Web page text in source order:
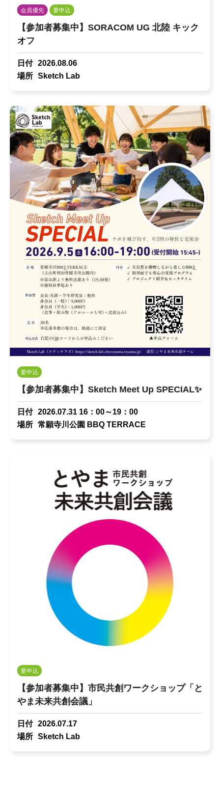
会員優先 要申込
【参加者募集中】SORACOM UG 北陸 キック
オフ
日付 2026.08.06
場所 Sketch Lab
要申込
【参加者募集中】Sketch Meet Up SPECIAL✨
日付 2026.07.31 16：00～19：00
場所 常願寺川公園 BBQ TERRACE
要申込
【参加者募集中】市民共創ワークショップ「と
やま未来共創会議」
日付 2026.07.17
場所 Sketch Lab